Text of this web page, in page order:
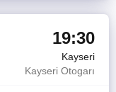
19:30
Kayseri
Kayseri Otogarı